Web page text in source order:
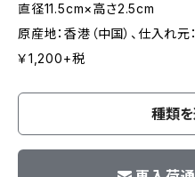
直径11.5cm×高さ2.5cm
原産地：香港（中国）、仕入れ元
￥1,200+税
種類